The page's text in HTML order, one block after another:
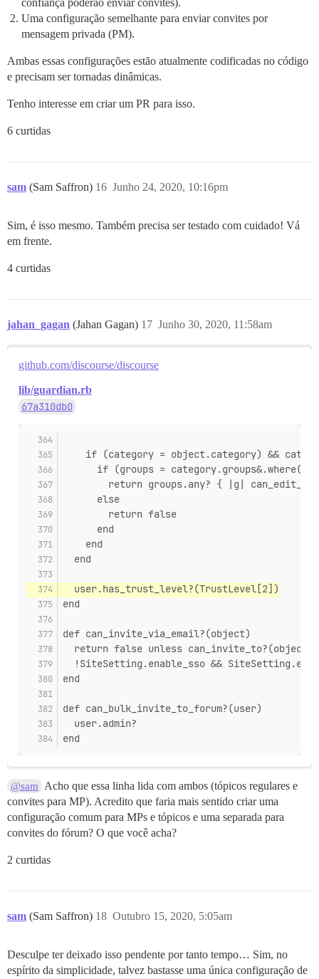
confiança poderão enviar convites).
Uma configuração semelhante para enviar convites por
mensagem privada (PM).
Ambas essas configurações estão atualmente codificadas no código
e precisam ser tornadas dinâmicas.
Tenho interesse em criar um PR para isso.
6 curtidas
sam (Sam Saffron) Junho 24, 2020, 10:16pm
16
Sim, é isso mesmo. Também precisa ser testado com cuidado! Vá
em frente.
4 curtidas
jahan_gagan (Jahan Gagan) Junho 30, 2020, 11:58am
17
github.com/discourse/discourse
lib/guardian.rb
67a310db0
if (category = object.category) &&
if (groups =
return groups.any? { |g|
      else
        return false
      end
    end
  end
  user.has_trust_level?(TrustLevel[2])
end
def can_invite_via_email?(object)
  return false unless can_invite_to?(object)
!SiteSetting.enable_sso &&
end
def can_bulk_invite_to_forum?(user)
  user.admin?
end
@sam
Acho que essa linha lida com ambos (tópicos regulares e
convites para MP). Acredito que faria mais sentido criar uma
configuração comum para MPs e tópicos e uma separada para
convites do fórum? O que você acha?
2 curtidas
sam (Sam Saffron) Outubro 15, 2020, 5:05am
18
Desculpe ter deixado isso pendente por tanto tempo… Sim, no
espírito da simplicidade, talvez bastasse uma única configuração de